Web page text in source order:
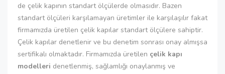
de çelik kapının standart ölçülerde olmasıdır. Bazen
standart ölçüleri karşılamayan üretimler ile karşılaşılır fakat
firmamızda üretilen çelik kapılar standart ölçülere sahiptir.
Çelik kapılar denetlenir ve bu denetim sonrası onay almışsa
sertifikalı olmaktadır. Firmamızda üretilen çelik kapı
modelleri denetlenmiş, sağlamlığı onaylanmış ve